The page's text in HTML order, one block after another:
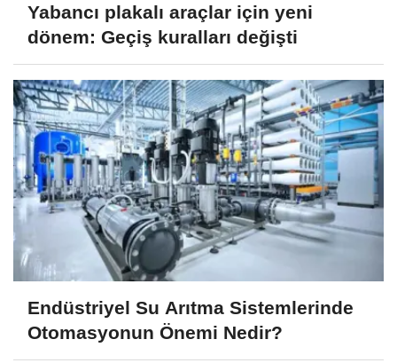
Yabancı plakalı araçlar için yeni
dönem: Geçiş kuralları değişti
Endüstriyel Su Arıtma Sistemlerinde
Otomasyonun Önemi Nedir?